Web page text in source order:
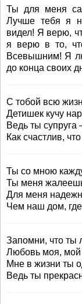
Ты для меня
Лучше тебя я
видел! Я верю,
я верю в то,
Всевышним! Я
до конца своих
С тобой всю
Детишек кучу
Ведь ты
Как счастлив,
Ты со мною
Ты меня
Для меня
Чем наш дом,
Запомни, что ты
Любовь моя, мой
Мне в жизни ты
Ведь ты